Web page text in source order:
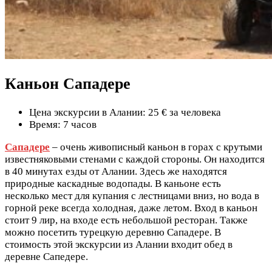
Каньон Сападере
Цена экскурсии в Алании: 25 € за человека
Время: 7 часов
Сападере – очень живописный каньон в горах с крутыми
известняковыми стенами с каждой стороны. Он находится
в 40 минутах езды от Алании. Здесь же находятся
природные каскадные водопады. В каньоне есть
несколько мест для купания с лестницами вниз, но вода в
горной реке всегда холодная, даже летом. Вход в каньон
стоит 9 лир, на входе есть небольшой ресторан. Также
можно посетить турецкую деревню Сападере. В
стоимость этой экскурсии из Алании входит обед в
деревне Сапедере.